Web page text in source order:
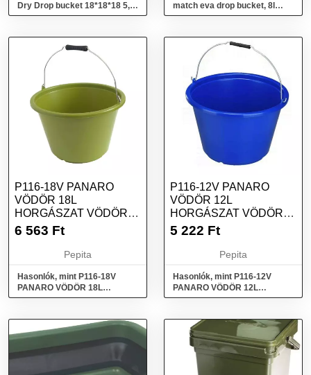
Dry Drop bucket 18*18*18 5,5l
vízmerő vödör
match eva drop bucket, 8l
összecsukható vödör
P116-18V PANARO
VÖDÖR 18L
HORGÁSZAT VÖDÖR,
KEVERŐEDÉNY
6 563 Ft
Pepita
Hasonlók, mint P116-18V
PANARO VÖDÖR 18L
Horgászat Vödör,
P116-12V PANARO
VÖDÖR 12L
HORGÁSZAT VÖDÖR,
KEVERŐEDÉNY
5 222 Ft
Pepita
Hasonlók, mint P116-12V
PANARO VÖDÖR 12L
Horgászat Vödör,